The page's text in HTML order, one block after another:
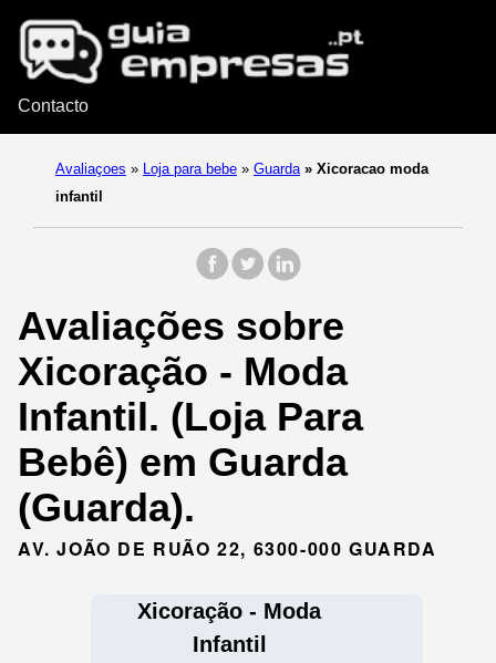
Contacto
Avaliaçoes » Loja para bebe » Guarda » Xicoracao moda
infantil
Avaliações sobre
Xicoração - Moda
Infantil. (Loja Para
Bebê) em Guarda
(Guarda).
AV. JOÃO DE RUÃO 22, 6300-000 GUARDA
Xicoração - Moda
Infantil